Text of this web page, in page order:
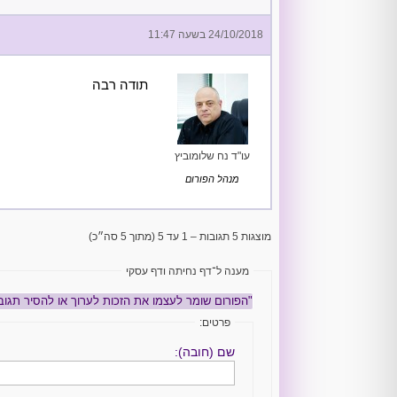
24/10/2018 בשעה 11:47
עו"ד נח שלומוביץ
מנהל הפורום
תודה רבה
מוצגות 5 תגובות – 1 עד 5 (מתוך 5 סה״כ)
מענה ל־דף נחיתה ודף עסקי
"הפורום שומר לעצמו את הזכות לערוך או להסיר
פרטים:
שם (חובה):